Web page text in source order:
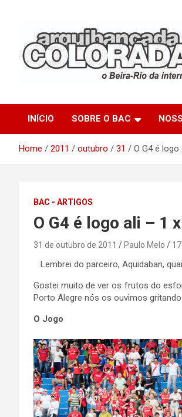
Arquibancada
INÍCIO SOBRE O BAC
Home 2011 outubro 31 O G4 é logo
BAC - ARTIGOS
O G4 é logo ali – 1
31 de outubro de 2011 Paulo Melo
Lembrei do parceiro, Aquidaban,
Gostei muito de ver os frutos do
Porto Alegre nós os ouvimos
O Jogo